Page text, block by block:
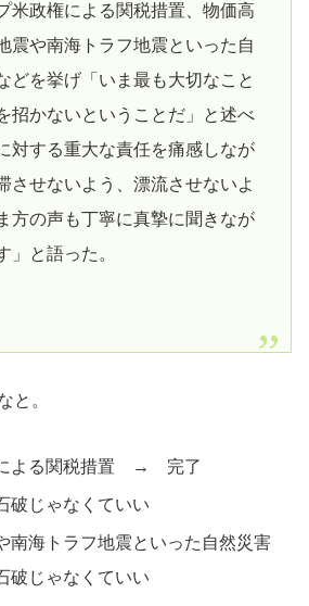
米政権による関税措置、物価高
震や南海トラフ地震といった自
どを挙げ「いま最も大切なこと
招かないということだ」と述べ
対する重大な責任を痛感しなが
させないよう、漂流させないよ
方の声も丁寧に真摯に聞きなが
」と語った。
と。
による関税措置 → 完了
じゃなくていい
南海トラフ地震といった自然災害
じゃなくていい